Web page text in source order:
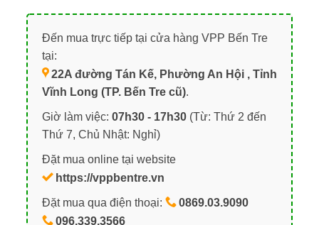
Đến mua trực tiếp tại cửa hàng VPP Bến Tre
tại:
22A đường Tán Kế, Phường An Hội , Tỉnh
Vĩnh Long (TP. Bến Tre cũ).
Giờ làm việc: 07h30 - 17h30(Từ: Thứ 2 đến
Thứ 7, Chủ Nhật: Nghỉ)
Đặt mua online tại website
https://vppbentre.vn
Đặt mua qua điện thoại:
0869.03.9090
096.339.3566